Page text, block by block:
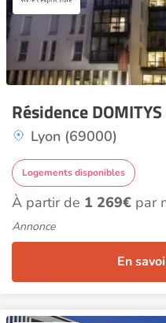
Résidence
Lyon (69000)
Logements disponibles
À partir de 1 269€ par
Annonce
En